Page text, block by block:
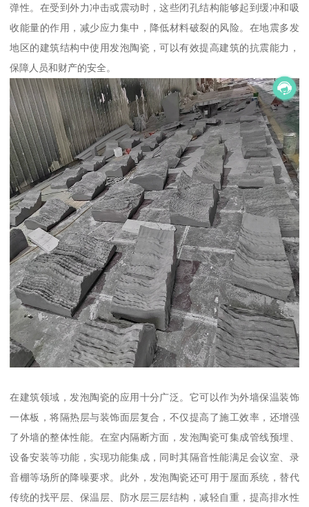
弹性。在受到外力冲击或震动时，这些闭孔结构能够起到缓冲和吸
收能量的作用，减少应力集中，降低材料破裂的风险。在地震多发
地区的建筑结构中使用发泡陶瓷，可以有效提高建筑的抗震能力，
保障人员和财产的安全。
在建筑领域，发泡陶瓷的应用十分广泛。它可以作为外墙保温装饰
一体板，将隔热层与装饰面层复合，不仅提高了施工效率，还增强
了外墙的整体性能。在室内隔断方面，发泡陶瓷可集成管线预埋、
设备安装等功能，实现功能集成，同时其隔音性能满足会议室、录
音棚等场所的降噪要求。此外，发泡陶瓷还可用于屋面系统，替代
传统的找平层、保温层、防水层三层结构，减轻自重，提高排水性